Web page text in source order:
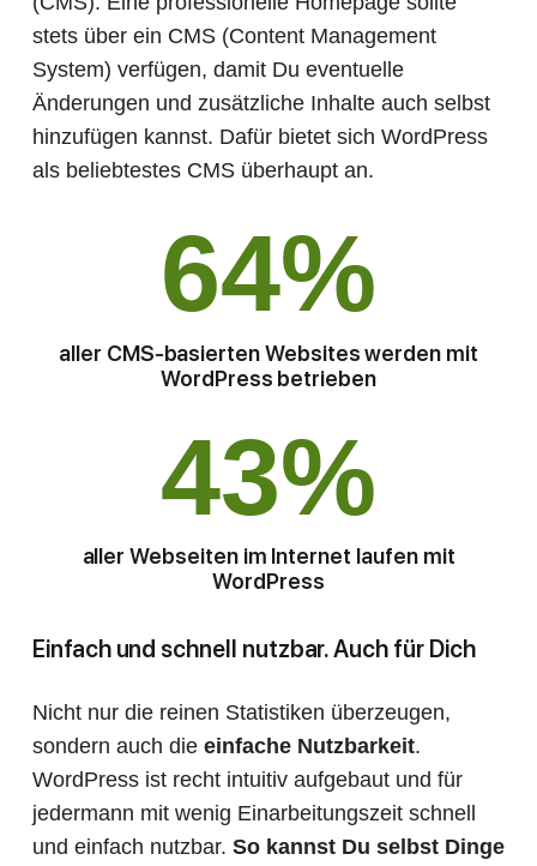
stets über ein CMS (Content Management
System) verfügen, damit Du eventuelle
Änderungen und zusätzliche Inhalte auch selbst
hinzufügen kannst. Dafür bietet sich WordPress
als beliebtestes CMS überhaupt an.
64%
aller CMS-basierten Websites werden mit
WordPress betrieben
43%
aller Webseiten im Internet laufen mit
WordPress
Einfach und schnell nutzbar. Auch für Dich
Nicht nur die reinen Statistiken überzeugen,
sondern auch die einfache Nutzbarkeit.
WordPress ist recht intuitiv aufgebaut und für
jedermann mit wenig Einarbeitungszeit schnell
und einfach nutzbar. So kannst Du selbst Dinge